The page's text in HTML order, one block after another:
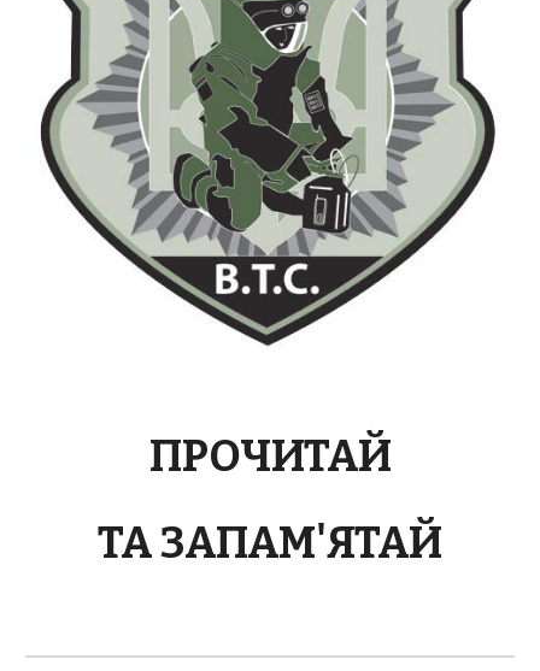
ПРОЧИТАЙ
ТА ЗАПАМ'ЯТАЙ